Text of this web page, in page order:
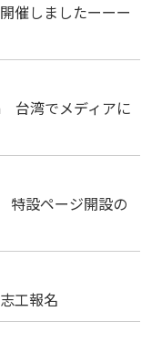
催しましたーーー
台湾でメディアに
設ページ開設の
工報名